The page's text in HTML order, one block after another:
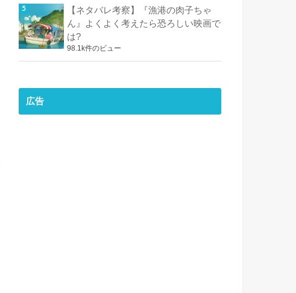
【ネタバレ考察】『漁港の肉子ちゃ
ん』よくよく考えたら恐ろしい映画で
は?
98.1k件のビュー
広告